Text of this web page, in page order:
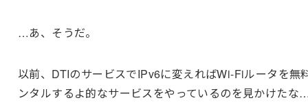
…あ、そうだ。
以前、DTIのサービスでIPv6に変えればWi-Fiルータを無
ンタルするよ的なサービスをやっているのを見かけたな